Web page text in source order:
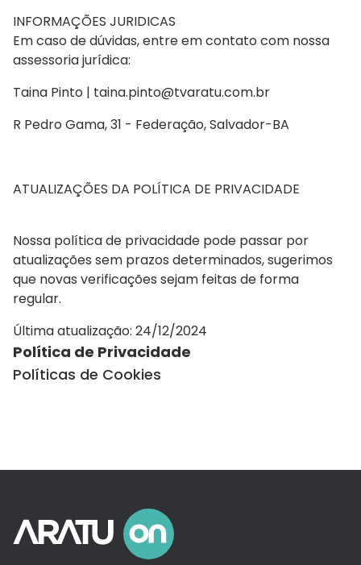
INFORMAÇÕES JURIDICAS
Em caso de dúvidas, entre em contato com nossa
assessoria jurídica:
Taina Pinto | taina.pinto@tvaratu.com.br
R Pedro Gama, 31 - Federação, Salvador-BA
ATUALIZAÇÕES DA POLÍTICA DE PRIVACIDADE
Nossa política de privacidade pode passar por
atualizações sem prazos determinados, sugerimos
que novas verificações sejam feitas de forma
regular.
Última atualização: 24/12/2024
Política de Privacidade
Políticas de Cookies